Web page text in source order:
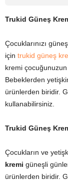
Trukid Güneş
Çocuklarınızı
için trukid güneş
kremi
Bebeklerden
ürünlerden biridir.
kullanabilirsiniz.
Trukid Güneş
Çocukların ve
kremi güneşli
ürünlerden biridir.